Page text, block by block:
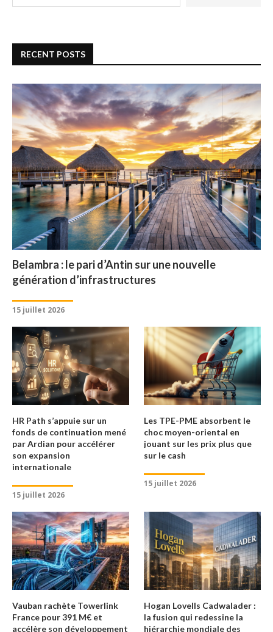
RECENT POSTS
Belambra : le pari d’Antin sur une nouvelle
génération d’infrastructures
15 juillet 2026
HR Path s’appuie sur un
fonds de continuation mené
par Ardian pour accélérer
son expansion
internationale
15 juillet 2026
Les TPE-PME absorbent le
choc moyen-oriental en
jouant sur les prix plus que
sur le cash
15 juillet 2026
Vauban rachète Towerlink
France pour 391 M€ et
accélère son développement
Hogan Lovells Cadwalader :
la fusion qui redessine la
hiérarchie mondiale des